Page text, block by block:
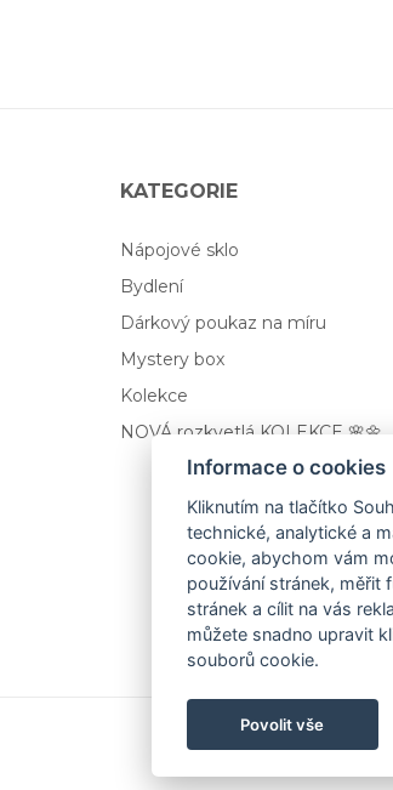
Dekantér na
1
Přidat do
KATEGORIE
Nápojové sklo
Bydlení
Dárkový poukaz na míru
Mystery box
Kolekce
NOVÁ rozkvetlá KOLEKCE 🌸🌼
Informace o cookies
Kliknutím na tlačítko
technické, analytické a
cookie, abychom vám
používání stránek, měřit
stránek a cílit na vás
můžete snadno upravit
souborů cookie.
Povolit vše